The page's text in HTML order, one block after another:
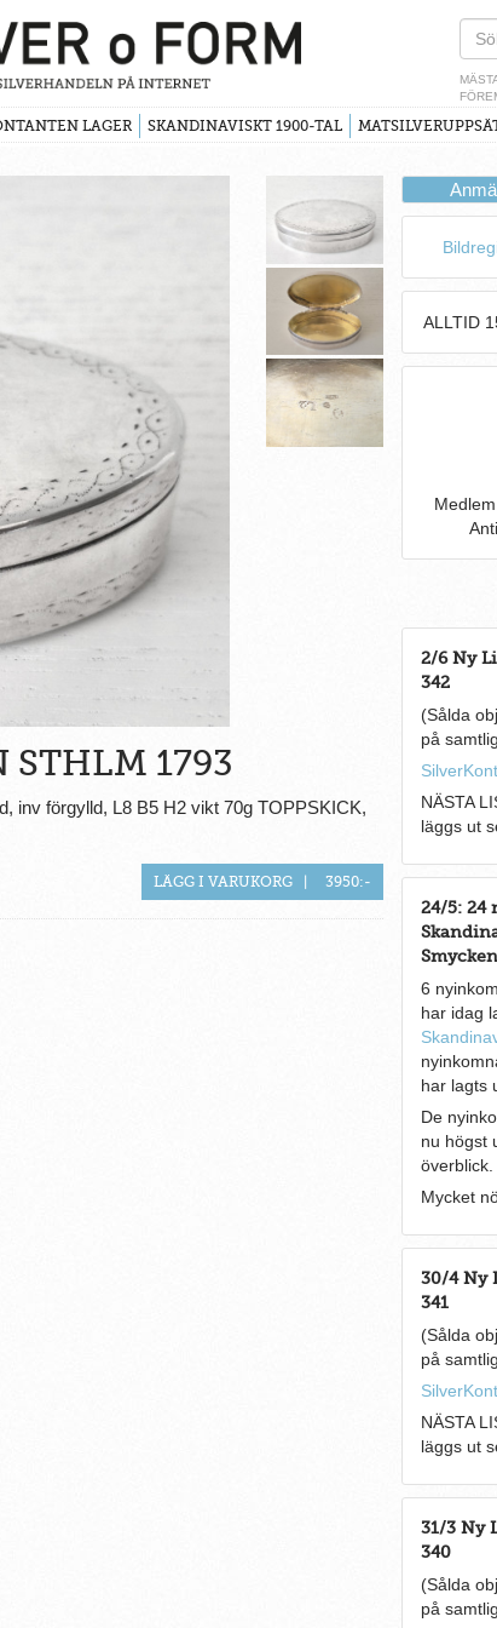
LAGER SKANDINAVISKT 1900-TAL
STHLM 1793
inv förgylld, L8 B5 H2 vikt 70g TOPPSKICK,
LÄGG I VARUKORG | 3950:-
ALLTID
2/6 Ny
342
(Sålda
på
NÄSTA
läggs ut
24/5: 24
Smycken
6
har idag
har lagts
De
nu högst
överblick.
Mycket
30/4 Ny
341
(Sålda
på
NÄSTA
läggs ut
31/3 Ny
340
(Sålda
på